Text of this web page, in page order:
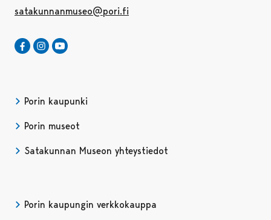
satakunnanmuseo@pori.fi
Satakunnan Museo Facebookissa
Avautuu uudessa välilehdessä
Satakunnan Museo Instagrammissa
Avautuu uudessa välilehdessä
Porin kaupunki
Porin museot
Satakunnan Museon yhteystiedot
Porin kaupungin verkkokauppa